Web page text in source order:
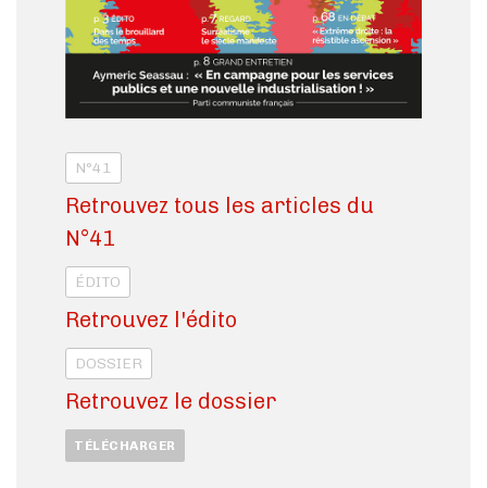
N°41
Retrouvez tous les articles du
N°41
ÉDITO
Retrouvez l'édito
DOSSIER
Retrouvez le dossier
TÉLÉCHARGER